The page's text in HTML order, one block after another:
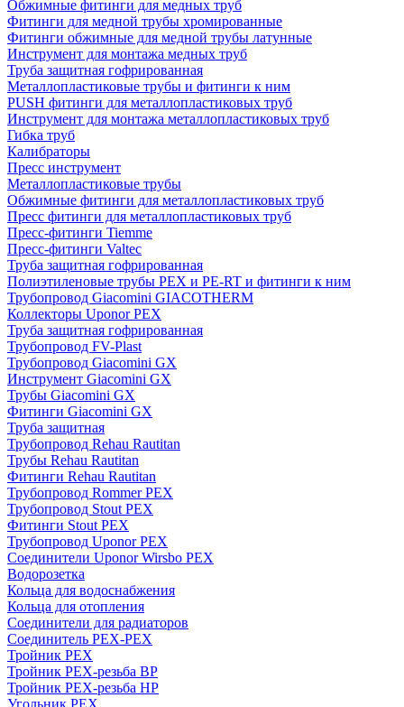
Обжимные фитинги для медных труб
Фитинги для медной трубы хромированные
Фитинги обжимные для медной трубы латунные
Инструмент для монтажа медных труб
Труба защитная гофрированная
Металлопластиковые трубы и фитинги к ним
PUSH фитинги для металлопластиковых труб
Инструмент для монтажа металлопластиковых труб
Гибка труб
Калибраторы
Пресс инструмент
Металлопластиковые трубы
Обжимные фитинги для металлопластиковых труб
Пресс фитинги для металлопластиковых труб
Пресс-фитинги Tiemme
Пресс-фитинги Valtec
Труба защитная гофрированная
Полиэтиленовые трубы PEX и PE-RT и фитинги к ним
Трубопровод Giacomini GIACOTHERM
Коллекторы Uponor PEX
Труба защитная гофрированная
Трубопровод FV-Plast
Трубопровод Giacomini GX
Инструмент Giacomini GX
Трубы Giacomini GX
Фитинги Giacomini GX
Труба защитная
Трубопровод Rehau Rautitan
Трубы Rehau Rautitan
Фитинги Rehau Rautitan
Трубопровод Rommer PEX
Трубопровод Stout PEX
Фитинги Stout PEX
Трубопровод Uponor PEX
Соединители Uponor Wirsbo PEX
Водорозетка
Кольца для водоснабжения
Кольца для отопления
Соединители для радиаторов
Соединитель PEX-PEX
Тройник PEX
Тройник PEX-резьба ВР
Тройник PEX-резьба НР
Угольник PEX